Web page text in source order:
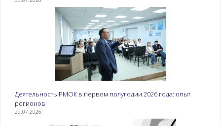
Деятельность РМОК в первом полугодии 2026 года: опыт
регионов
29.07.2026